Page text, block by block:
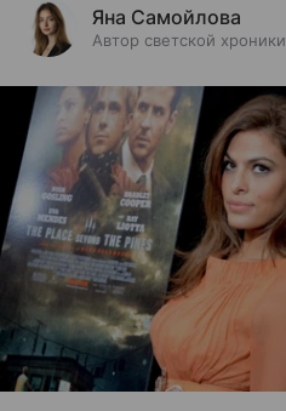
Яна Самойлова
Автор светской хроники